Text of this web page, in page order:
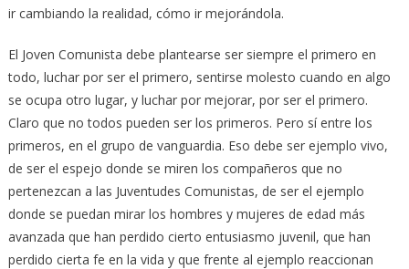
ir cambiando la realidad, cómo ir mejorándola.
El Joven Comunista debe plantearse ser siempre el primero en
todo, luchar por ser el primero, sentirse molesto cuando en algo
se ocupa otro lugar, y luchar por mejorar, por ser el primero.
Claro que no todos pueden ser los primeros. Pero sí entre los
primeros, en el grupo de vanguardia. Eso debe ser ejemplo vivo,
de ser el espejo donde se miren los compañeros que no
pertenezcan a las Juventudes Comunistas, de ser el ejemplo
donde se puedan mirar los hombres y mujeres de edad más
avanzada que han perdido cierto entusiasmo juvenil, que han
perdido cierta fe en la vida y que frente al ejemplo reaccionan